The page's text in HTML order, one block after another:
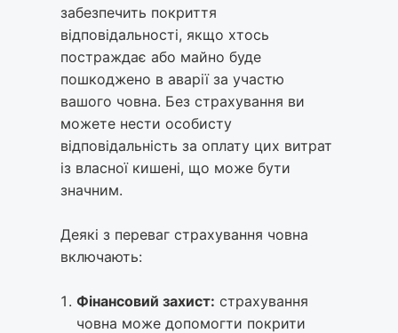
забезпечить покриття
відповідальності, якщо хтось
постраждає або майно буде
пошкоджено в аварії за участю
вашого човна. Без страхування ви
можете нести особисту
відповідальність за оплату цих витрат
із власної кишені, що може бути
значним.
Деякі з переваг страхування човна
включають:
Фінансовий захист: страхування
човна може допомогти покрити